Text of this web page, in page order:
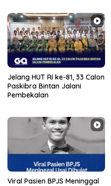
Jelang HUT RI ke-81, 33 Calon
Paskibra Bintan Jalani
Pembekalan
Viral Pasien BPJS Meninggal